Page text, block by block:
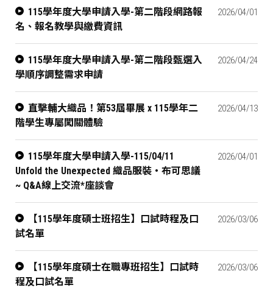
115學年度大學申請入學-第二階段網路報
名、報名教學與繳費資訊
2026/04/01
115學年度大學申請入學-第二階段甄選入
學順序調整需求申請
2026/04/24
直擊輔大織品！第53屆畢展 x 115學年二
階學生專屬闖關體驗
2026/04/13
115學年度大學申請入學-115/04/11
Unfold the Unexpected 織品服裝‧布可思議
~ Q&A線上交流*座談會
2026/04/01
【115學年度碩士班招生】口試時程及口
試名單
2026/03/06
【115學年度碩士在職專班招生】口試時
程及口試名單
2026/03/06